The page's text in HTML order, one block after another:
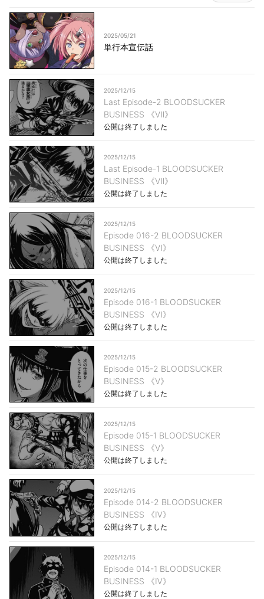
2025/05/21
単行本宣伝話
2025/12/15
Last Episode-2 BLOODSUCKER
BUSINESS 《Ⅶ》
公開は終了しました
2025/12/15
Last Episode-1 BLOODSUCKER
BUSINESS 《Ⅶ》
公開は終了しました
2025/12/15
Episode 016-2 BLOODSUCKER
BUSINESS 《Ⅵ》
公開は終了しました
2025/12/15
Episode 016-1 BLOODSUCKER
BUSINESS 《Ⅵ》
公開は終了しました
2025/12/15
Episode 015-2 BLOODSUCKER
BUSINESS 《Ⅴ》
公開は終了しました
2025/12/15
Episode 015-1 BLOODSUCKER
BUSINESS 《Ⅴ》
公開は終了しました
2025/12/15
Episode 014-2 BLOODSUCKER
BUSINESS 《Ⅳ》
公開は終了しました
2025/12/15
Episode 014-1 BLOODSUCKER
BUSINESS 《Ⅳ》
公開は終了しました